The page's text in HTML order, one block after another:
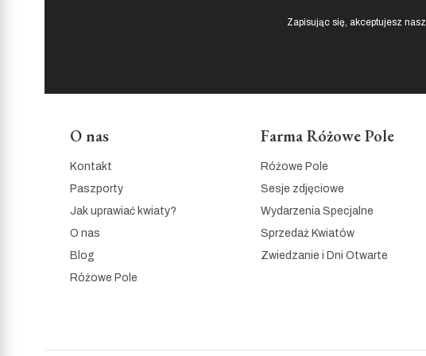
Zapisując się, akceptujesz nasz
Linki w stopce
O nas
Kontakt
Paszporty
Jak uprawiać kwiaty?
O nas
Blog
Różowe Pole
Farma Różowe Pole
Różowe Pole
Sesje zdjęciowe
Wydarzenia Specjalne
Sprzedaż Kwiatów
Zwiedzanie i Dni Otwarte